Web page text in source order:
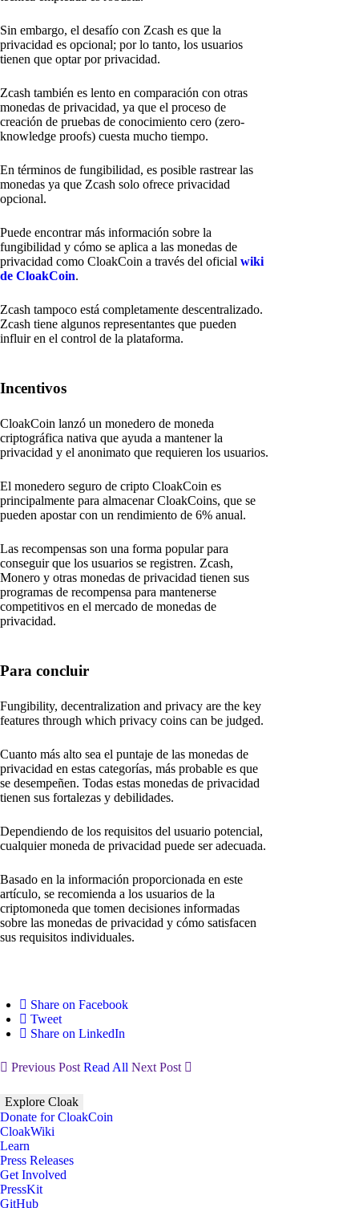
Sin embargo, el desafío con Zcash es que la
privacidad es opcional; por lo tanto, los usuarios
tienen que optar por privacidad.
Zcash también es lento en comparación con otras
monedas de privacidad, ya que el proceso de
creación de pruebas de conocimiento cero (zero-
knowledge proofs) cuesta mucho tiempo.
En términos de fungibilidad, es posible rastrear las
monedas ya que Zcash solo ofrece privacidad
opcional.
Puede encontrar más información sobre la
fungibilidad y cómo se aplica a las monedas de
privacidad como CloakCoin a través del oficial wiki
de CloakCoin.
Zcash tampoco está completamente descentralizado.
Zcash tiene algunos representantes que pueden
influir en el control de la plataforma.
Incentivos
CloakCoin lanzó un monedero de moneda
criptográfica nativa que ayuda a mantener la
privacidad y el anonimato que requieren los usuarios.
El monedero seguro de cripto CloakCoin es
principalmente para almacenar CloakCoins, que se
pueden apostar con un rendimiento de 6% anual.
Las recompensas son una forma popular para
conseguir que los usuarios se registren. Zcash,
Monero y otras monedas de privacidad tienen sus
programas de recompensa para mantenerse
competitivos en el mercado de monedas de
privacidad.
Para concluir
Fungibility, decentralization and privacy are the key
features through which privacy coins can be judged.
Cuanto más alto sea el puntaje de las monedas de
privacidad en estas categorías, más probable es que
se desempeñen. Todas estas monedas de privacidad
tienen sus fortalezas y debilidades.
Dependiendo de los requisitos del usuario potencial,
cualquier moneda de privacidad puede ser adecuada.
Basado en la información proporcionada en este
artículo, se recomienda a los usuarios de la
criptomoneda que tomen decisiones informadas
sobre las monedas de privacidad y cómo satisfacen
sus requisitos individuales.
Share on Facebook
Tweet
Share on LinkedIn
Previous Post Read All Next Post
Explore Cloak
Donate for CloakCoin
CloakWiki
Learn
Press Releases
Get Involved
PressKit
GitHub